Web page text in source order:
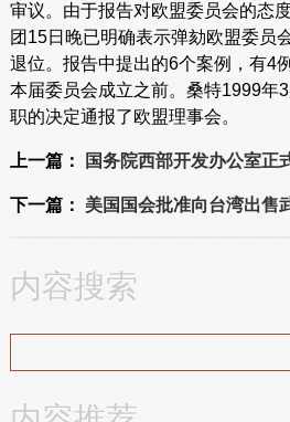
审议。由于报告对欧盟委员会的态
团15日晚已明确表示弹劾欧盟委员
退位。报告中提出的6个案例，有4
本届委员会成立之前。桑特1999年
职的决定通报了欧盟理事会。
上一篇： 国务院西部开发办公室正
下一篇： 美国国会批准向台湾出售
内容搜索